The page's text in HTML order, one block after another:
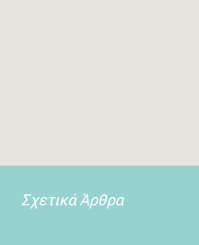
Σχετικά Άρθρα